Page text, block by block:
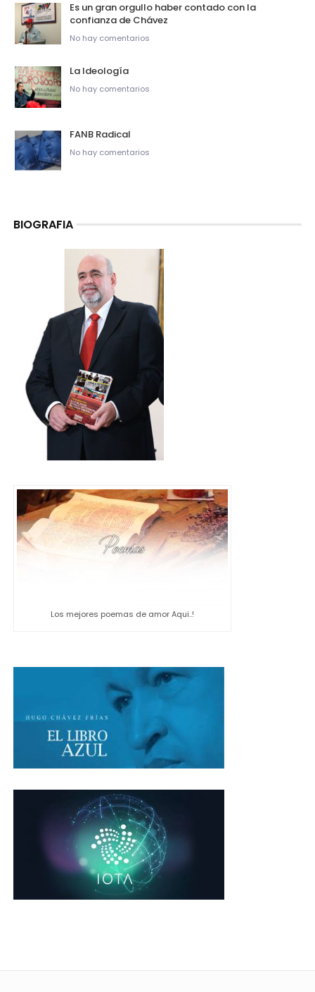
Es un gran orgullo haber contado con la
confianza de Chávez
No hay comentarios
La Ideología
No hay comentarios
FANB Radical
No hay comentarios
BIOGRAFIA
Los mejores poemas de amor Aqui..!